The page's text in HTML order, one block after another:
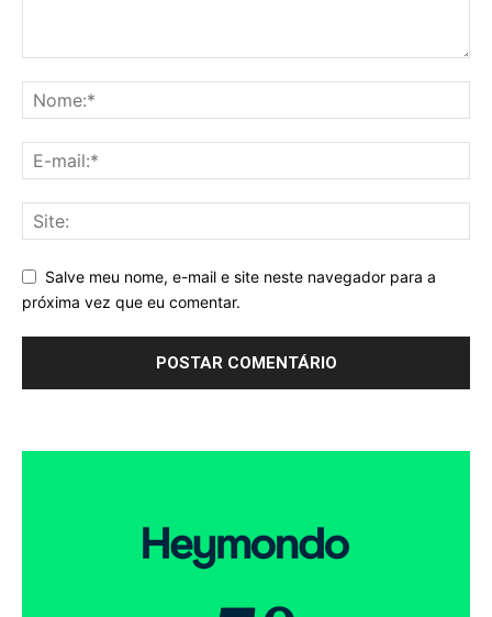
Salve meu nome, e-mail e site neste navegador para a
próxima vez que eu comentar.